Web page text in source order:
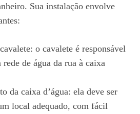
Sua instalação envolve
o cavalete é responsável
de água da rua à caixa
da caixa d’água: ela deve ser
local adequado, com fácil